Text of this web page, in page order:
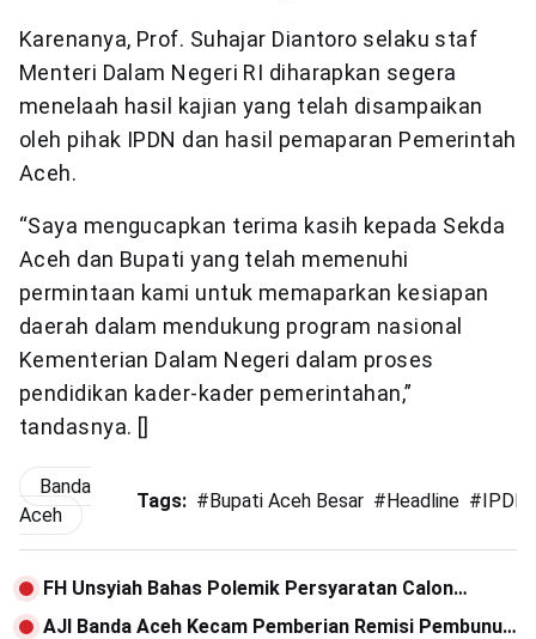
Karenanya, Prof. Suhajar Diantoro selaku staf
Menteri Dalam Negeri RI diharapkan segera
menelaah hasil kajian yang telah disampaikan
oleh pihak IPDN dan hasil pemaparan Pemerintah
Aceh.
“Saya mengucapkan terima kasih kepada Sekda
Aceh dan Bupati yang telah memenuhi
permintaan kami untuk memaparkan kesiapan
daerah dalam mendukung program nasional
Kementerian Dalam Negeri dalam proses
pendidikan kader-kader pemerintahan,”
tandasnya. []
Banda
Aceh
Tags: #Bupati Aceh Besar #Headline #IPDN
FH Unsyiah Bahas Polemik Persyaratan Calon
Kepala Daerah di Aceh
AJI Banda Aceh Kecam Pemberian Remisi Pembunuh